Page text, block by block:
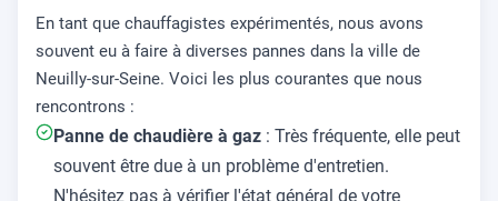
En tant que chauffagistes expérimentés, nous avons
souvent eu à faire à diverses pannes dans la ville de
Neuilly-sur-Seine. Voici les plus courantes que nous
rencontrons :
Panne de chaudière à gaz : Très fréquente, elle peut
souvent être due à un problème d'entretien.
N'hésitez pas à vérifier l'état général de votre